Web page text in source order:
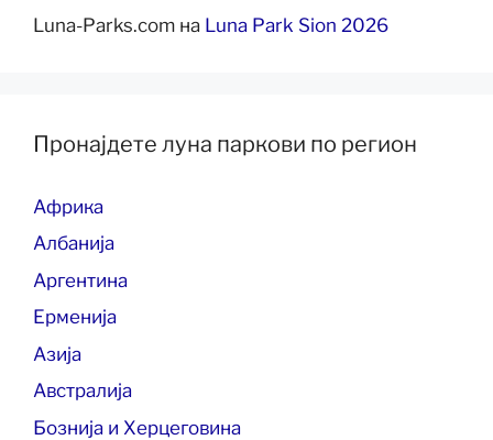
Luna-Parks.com на Luna Park Sion 2026
Пронајдете луна паркови по регион
Африка
Албанија
Аргентина
Ерменија
Азија
Австралија
Бознија и Херцеговина